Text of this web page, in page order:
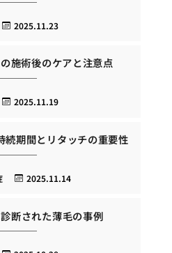
2025.11.23
施術後のケアと注意点
2025.11.19
続期間とリタッチの重要性
2025.11.14
断された薄毛の事例